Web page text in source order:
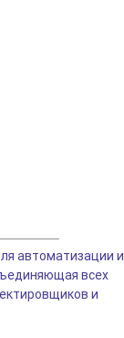
автоматизации и
всех
и